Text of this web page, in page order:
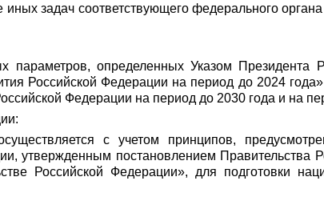
задач соответствующего федерального органа
определенных Указом Президента
Российской Федерации на период до 2024
Федерации на период до 2030 года и на
с учетом принципов,
утвержденным постановлением
Российской Федерации», для подготовки